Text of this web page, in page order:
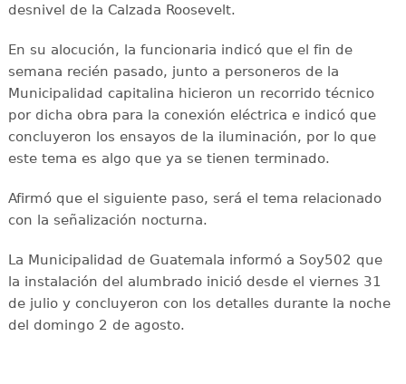
desnivel de la Calzada Roosevelt.
En su alocución, la funcionaria indicó que el fin de
semana recién pasado, junto a personeros de la
Municipalidad capitalina hicieron un recorrido técnico
por dicha obra para la conexión eléctrica e indicó que
concluyeron los ensayos de la iluminación, por lo que
este tema es algo que ya se tienen terminado.
Afirmó que el siguiente paso, será el tema relacionado
con la señalización nocturna.
La Municipalidad de Guatemala informó a Soy502 que
la instalación del alumbrado inició desde el viernes 31
de julio y concluyeron con los detalles durante la noche
del domingo 2 de agosto.